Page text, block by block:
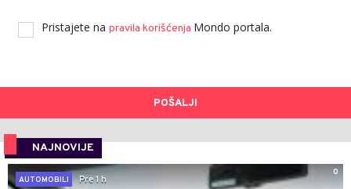
Pristajete na pravila korišćenja Mondo portala.
POŠALJI
NAJNOVIJE
0
AUTOMOBILI
Pre 1 h